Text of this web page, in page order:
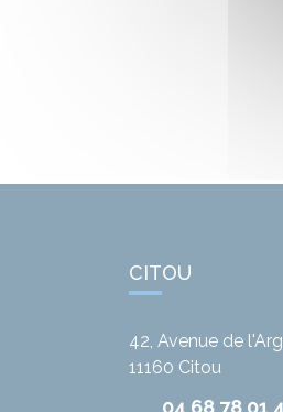
CITOU
42, Avenue de
11160 Citou